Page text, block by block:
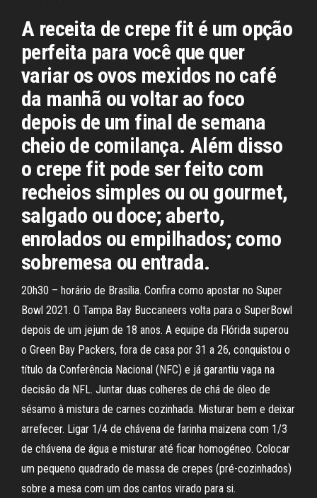
A receita de crepe fit é um opção
perfeita para você que quer
variar os ovos mexidos no café
da manhã ou voltar ao foco
depois de um final de semana
cheio de comilança. Além disso
o crepe fit pode ser feito com
recheios simples ou ou gourmet,
salgado ou doce; aberto,
enrolados ou empilhados; como
sobremesa ou entrada.
20h30 – horário de Brasília. Confira como apostar no Super
Bowl 2021. O Tampa Bay Buccaneers volta para o SuperBowl
depois de um jejum de 18 anos. A equipe da Flórida superou
o Green Bay Packers, fora de casa por 31 a 26, conquistou o
título da Conferência Nacional (NFC) e já garantiu vaga na
decisão da NFL. Juntar duas colheres de chá de óleo de
sésamo à mistura de carnes cozinhada. Misturar bem e deixar
arrefecer. Ligar 1/4 de chávena de farinha maizena com 1/3
de chávena de água e misturar até ficar homogéneo. Colocar
um pequeno quadrado de massa de crepes (pré-cozinhados)
sobre a mesa com um dos cantos virado para si.